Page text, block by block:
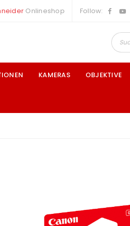
Onlineshop Follow:
KAMERAS OBJEKTIVE